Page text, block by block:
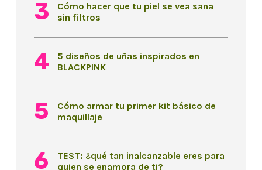
Cómo hacer que tu piel se vea sana
sin filtros
5 diseños de uñas inspirados en
BLACKPINK
Cómo armar tu primer kit básico de
maquillaje
TEST: ¿qué tan inalcanzable eres para
quien se enamora de ti?